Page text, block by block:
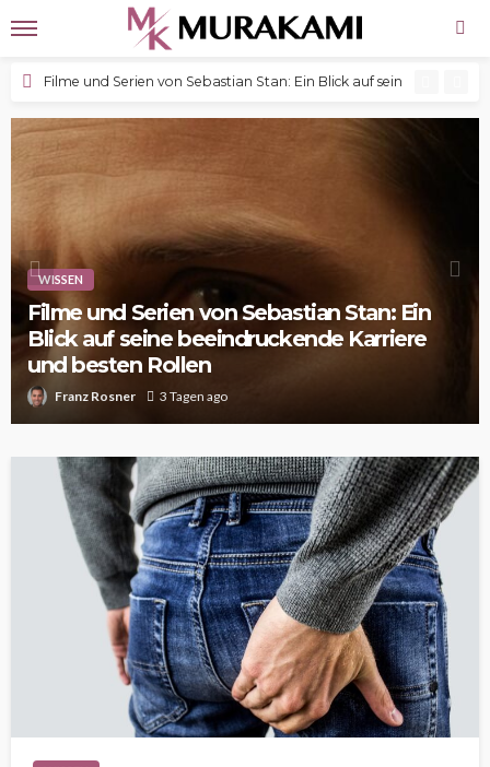
Filme und Serien von Sebastian Stan: Ein Blick auf seine
WISSEN
Filme und Serien von Sebastian Stan: Ein
Blick auf seine beeindruckende Karriere
und besten Rollen
Franz Rosner 3 Tagen ago